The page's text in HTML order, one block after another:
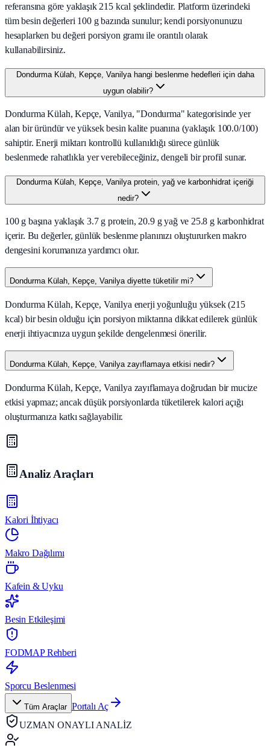
referansına göre yaklaşık 215 kcal şeklindedir. Platform üzerindeki
tüm besin değerleri 100 g bazında sunulur; kendi porsiyonunuzu
hesaplarken bu değeri porsiyon gramı ile orantılı olarak
kullanabilirsiniz.
Dondurma Külah, Kepçe, Vanilya hangi beslenme hedefleri için daha
uygun olabilir?
Dondurma Külah, Kepçe, Vanilya, "Dondurma" kategorisinde yer
alan bir üründür ve yüksek besin kalite puanına (yaklaşık 100.0/100)
sahiptir. Enerji miktarı kontrollü kullanıldığı sürece günlük
beslenmede rahatlıkla yer verebileceğiniz, dengeli bir profil sunar.
Dondurma Külah, Kepçe, Vanilya protein, yağ ve karbonhidrat içeriği
nedir?
100 g başına yaklaşık 3.7 g protein, 20.9 g yağ ve 25.8 g karbonhidrat
içerir. Bu değerler, günlük beslenme planınızı oluştururken makro
dengesini korumanıza yardımcı olur.
Dondurma Külah, Kepçe, Vanilya diyette tüketilir mi?
Dondurma Külah, Kepçe, Vanilya enerji yoğunluğu yüksek (215
kcal) bir besin olduğu için porsiyon miktarına dikkat edilerek günlük
enerji ihtiyacınıza uygun şekilde dengelenmesi önerilir.
Dondurma Külah, Kepçe, Vanilya zayıflamaya etkisi nedir?
Dondurma Külah, Kepçe, Vanilya zayıflamaya doğrudan bir mucize
etkisi yapmaz; ancak düşük porsiyonlarda tüketilerek kalori açığı
oluşturmanıza katkı sağlayabilir.
Analiz Araçları
Kalori İhtiyacı
Makro Dağılımı
Kafein & Uyku
Besin Etkileşimi
FODMAP Rehberi
Sporcu Beslenmesi
Tüm Araçlar Portalı Aç
UZMAN ONAYLI ANALİZ